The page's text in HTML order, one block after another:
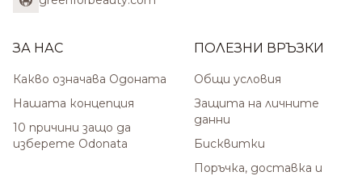
ЗА НАС
Какво означава Одоната
Нашата концепция
10 причини защо да
изберете Odonata
ПОЛЕЗНИ ВРЪЗКИ
Общи условия
Защита на личните
данни
Бисквитки
Поръчка, доставка и